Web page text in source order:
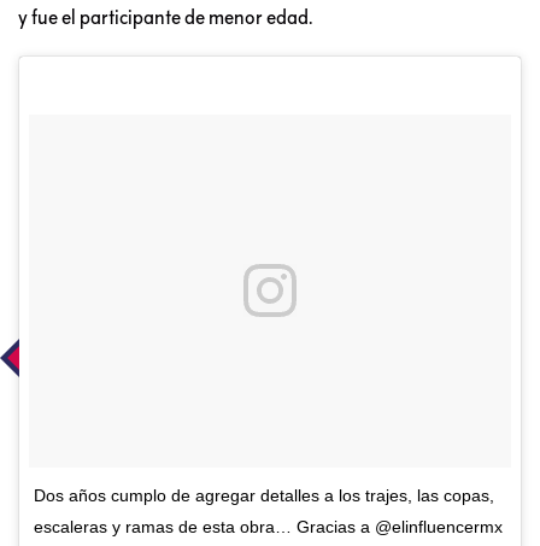
y fue el participante de menor edad.
Dos años cumplo de agregar detalles a los trajes, las copas,
escaleras y ramas de esta obra… Gracias a @elinfluencermx